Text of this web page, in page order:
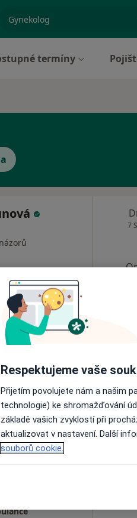
termíny
Mapa
7
Razak
Respektujeme vaše
Přijetím povolujete nám a našim
technologie) ke shromažďování
základě vašich zvyklostí při
aktualizovat v nastavení. Další
souborů cookie.